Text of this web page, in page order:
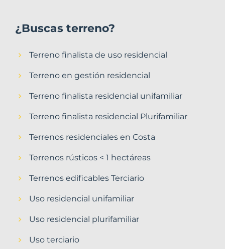
¿Buscas terreno?
Terreno finalista de uso residencial
Terreno en gestión residencial
Terreno finalista residencial unifamiliar
Terreno finalista residencial Plurifamiliar
Terrenos residenciales en Costa
Terrenos rústicos < 1 hectáreas
Terrenos edificables Terciario
Uso residencial unifamiliar
Uso residencial plurifamiliar
Uso terciario